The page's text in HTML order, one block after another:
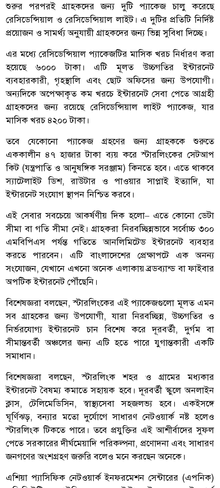
শুরুর পরপরই গ্রাহকদের জন্য দুটি প্যাকেজ চালু করেছে
রেসিডেন্সিয়াল ও রেসিডেন্সিয়াল লাইট। এ দুটির প্রতিটি নির্দিষ্ট
প্রয়োজন ও সামর্থ্য অনুযায়ী গ্রাহকদের জন্য ভিন্ন সুবিধা দিচ্ছে।
এর মধ্যে রেসিডেন্সিয়াল প্যাকেজটির মাসিক খরচ নির্ধারণ করা
হয়েছে ৬০০০ টাকা। এটি মূলত উচ্চগতির ইন্টারনেট
ব্যবহারকারী, গৃহস্থালি এবং ছোট অফিসের জন্য উপযোগী।
অন্যদিকে অপেক্ষাকৃত কম খরচে ইন্টারনেট সেবা পেতে আগ্রহী
গ্রাহকদের জন্য রয়েছে রেসিডেন্সিয়াল লাইট প্যাকেজ, যার
মাসিক খরচ ৪২০০ টাকা।
তবে যেকোনো প্যাকেজ গ্রহণের জন্য গ্রাহককে শুরুতে
এককালীন ৪৭ হাজার টাকা ব্যয় করে স্টারলিংকের সেটআপ
কিট (যন্ত্রপাতি ও আনুষঙ্গিক সরঞ্জাম) কিনতে হবে। এতে থাকবে
স্যাটেলাইট ডিশ, রাউটার ও পাওয়ার সাপ্লাই ইত্যাদি, যা
ইন্টারনেট সংযোগ স্থাপন নিশ্চিত করবে।
এই সেবার সবচেয়ে আকর্ষণীয় দিক হলো– এতে কোনো ডেটা
সীমা বা গতি সীমা নেই। গ্রাহকরা নিরবচ্ছিন্নভাবে সর্বোচ্চ ৩০০
এমবিপিএস পর্যন্ত গতিতে আনলিমিটেড ইন্টারনেট ব্যবহার
করতে পারবেন। এটি বাংলাদেশের প্রেক্ষাপটে এক অনন্য
সংযোজন, যেখানে এখনো অনেক এলাকায় ব্রডব্যান্ড বা ফাইবার
অপটিক ইন্টারনেট পৌঁছেনি।
বিশেষজ্ঞরা বলছেন, স্টারলিংকের এই প্যাকেজগুলো মূলত এমন
সব গ্রাহকের জন্য উপযোগী, যারা নিরবচ্ছিন্ন, উচ্চগতির ও
নির্ভরযোগ্য ইন্টারনেট চান বিশেষ করে দূরবর্তী, দুর্গম বা
সীমান্তবর্তী অঞ্চলের জন্য এটি হতে পারে যুগান্তকারী একটি
সমাধান।
বিশেষজ্ঞরা বলছেন, স্টারলিংক শহর ও গ্রামের মধ্যকার
ইন্টারনেট বৈষম্য কমাতে সহায়ক হবে। দূরবর্তী স্কুলে অনলাইন
ক্লাস, টেলিমেডিসিন, স্বাস্থ্যসেবা সহজলভ্য হবে। একইসঙ্গে
ঘূর্ণিঝড়, বন্যার মতো দুর্যোগে সাধারণ নেটওয়ার্ক নষ্ট হলেও
স্টারলিংক টিকতে পারে। তবে প্রযুক্তির এই আশীর্বাদের সুফল
পেতে সরকারের দীর্ঘমেয়াদি পরিকল্পনা, প্রণোদনা এবং সাধারণ
জনগণের অংশগ্রহণ জরুরি বলেও মনে করছেন অনেকে।
এশিয়া প্যাসিফিক নেটওয়ার্ক ইনফরমেশন সেন্টারের (এপনিক)